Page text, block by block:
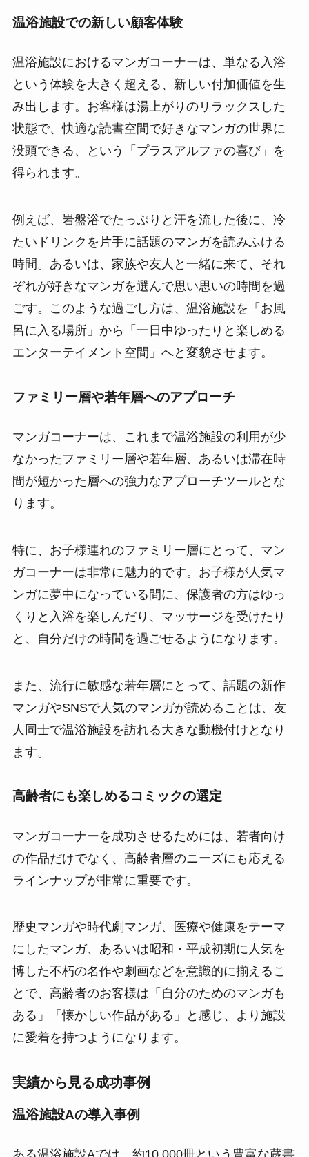
温浴施設での新しい顧客体験
温浴施設におけるマンガコーナーは、単なる入浴
という体験を大きく超える、新しい付加価値を生
み出します。お客様は湯上がりのリラックスした
状態で、快適な読書空間で好きなマンガの世界に
没頭できる、という「プラスアルファの喜び」を
得られます。
例えば、岩盤浴でたっぷりと汗を流した後に、冷
たいドリンクを片手に話題のマンガを読みふける
時間。あるいは、家族や友人と一緒に来て、それ
ぞれが好きなマンガを選んで思い思いの時間を過
ごす。このような過ごし方は、温浴施設を「お風
呂に入る場所」から「一日中ゆったりと楽しめる
エンターテイメント空間」へと変貌させます。
ファミリー層や若年層へのアプローチ
マンガコーナーは、これまで温浴施設の利用が少
なかったファミリー層や若年層、あるいは滞在時
間が短かった層への強力なアプローチツールとな
ります。
特に、お子様連れのファミリー層にとって、マン
ガコーナーは非常に魅力的です。お子様が人気マ
ンガに夢中になっている間に、保護者の方はゆっ
くりと入浴を楽しんだり、マッサージを受けたり
と、自分だけの時間を過ごせるようになります。
また、流行に敏感な若年層にとって、話題の新作
マンガやSNSで人気のマンガが読めることは、友
人同士で温浴施設を訪れる大きな動機付けとなり
ます。
高齢者にも楽しめるコミックの選定
マンガコーナーを成功させるためには、若者向け
の作品だけでなく、高齢者層のニーズにも応える
ラインナップが非常に重要です。
歴史マンガや時代劇マンガ、医療や健康をテーマ
にしたマンガ、あるいは昭和・平成初期に人気を
博した不朽の名作や劇画などを意識的に揃えるこ
とで、高齢者のお客様は「自分のためのマンガも
ある」「懐かしい作品がある」と感じ、より施設
に愛着を持つようになります。
実績から見る成功事例
温浴施設Aの導入事例